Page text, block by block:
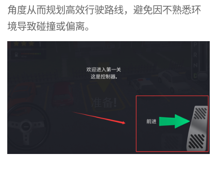
角度从而规划高效行驶路线，避免因不熟悉环
境导致碰撞或偏离。